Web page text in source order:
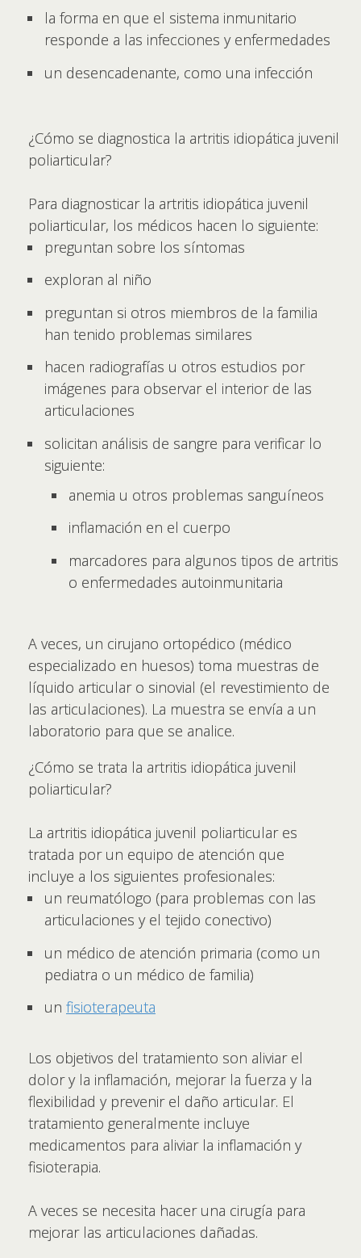
la forma en que el sistema inmunitario
responde a las infecciones y enfermedades
un desencadenante, como una infección
¿Cómo se diagnostica la artritis idiopática juvenil
poliarticular?
Para diagnosticar la artritis idiopática juvenil
poliarticular, los médicos hacen lo siguiente:
preguntan sobre los síntomas
exploran al niño
preguntan si otros miembros de la familia
han tenido problemas similares
hacen radiografías u otros estudios por
imágenes para observar el interior de las
articulaciones
solicitan análisis de sangre para verificar lo
siguiente:
anemia u otros problemas sanguíneos
inflamación en el cuerpo
marcadores para algunos tipos de artritis
o enfermedades autoinmunitaria
A veces, un cirujano ortopédico (médico
especializado en huesos) toma muestras de
líquido articular o sinovial (el revestimiento de
las articulaciones). La muestra se envía a un
laboratorio para que se analice.
¿Cómo se trata la artritis idiopática juvenil
poliarticular?
La artritis idiopática juvenil poliarticular es
tratada por un equipo de atención que
incluye a los siguientes profesionales:
un reumatólogo (para problemas con las
articulaciones y el tejido conectivo)
un médico de atención primaria (como un
pediatra o un médico de familia)
un fisioterapeuta
Los objetivos del tratamiento son aliviar el
dolor y la inflamación, mejorar la fuerza y la
flexibilidad y prevenir el daño articular. El
tratamiento generalmente incluye
medicamentos para aliviar la inflamación y
fisioterapia.
A veces se necesita hacer una cirugía para
mejorar las articulaciones dañadas.